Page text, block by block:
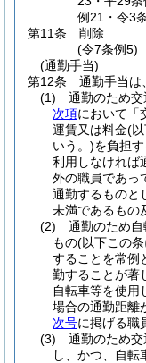
例21・令3
第11条
削除
(令7条例5)
(通勤手当)
第12条
通勤手当は
(1)
通勤のため
次項において「
運賃又は料金(
いう。)を負担
利用しなければ
外の職員であっ
通勤するものと
未満であるもの
(2)
通勤のため
もの(以下この
することを常例
勤することが著
自転車等を使用
場合の通勤距離
次号に掲げる職
(3)
通勤のため
し、かつ、自転